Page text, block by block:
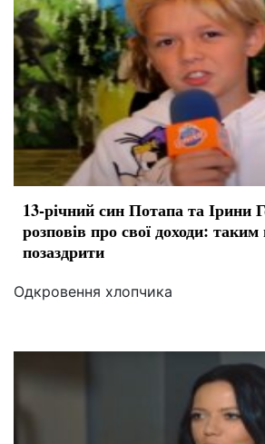
13-річний син Потапа та Ірини
розповів про свої доходи:
позаздрити
Одкровення хлопчика